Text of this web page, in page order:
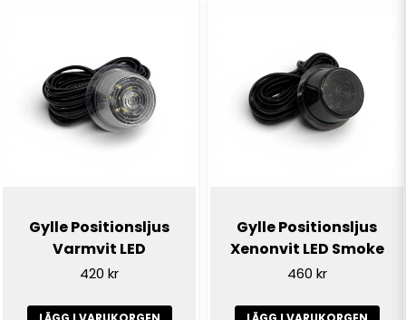
Gylle Positionsljus
Varmvit LED
420 kr
Gylle Positionsljus
Xenonvit LED Smoke
460 kr